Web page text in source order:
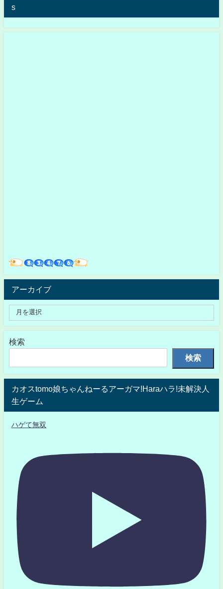
s
アーカイブ
検索
検索
カオスtomo娘ちゃんねーるアーガマ!Haraハラ!未解決人
生ゲーム
ハゲて無双